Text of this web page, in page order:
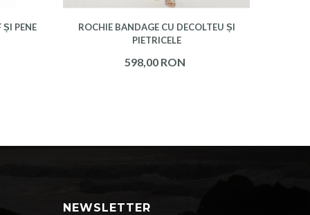
PENE
ROCHIE BANDAGE CU DECOLTEU ȘI
PIETRICELE
598,00 RON
NEWSLETTER